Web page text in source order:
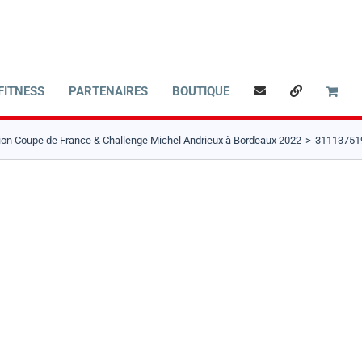
PARTENAIRES BOUTIQUE
Coupe de France & Challenge Michel Andrieux à Bordeaux 2022